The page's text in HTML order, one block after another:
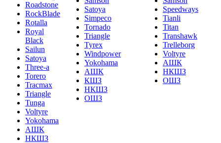
Roadstone
RockBlade
Rotalla
Royal
Black
Sailun
Satoya
Three-a
Torero
Tracmax
Triangle
Tunga
Voltyre
Yokohama
АШК
НКШЗ
Satoya
Simpeco
Tornado
Triangle
Tyrex
Windpower
Yokohama
АШК
КШЗ
НКШЗ
ОШЗ
Speedways
Tianli
Titan
Transhawk
Trelleborg
Voltyre
АШК
НКШЗ
ОШЗ